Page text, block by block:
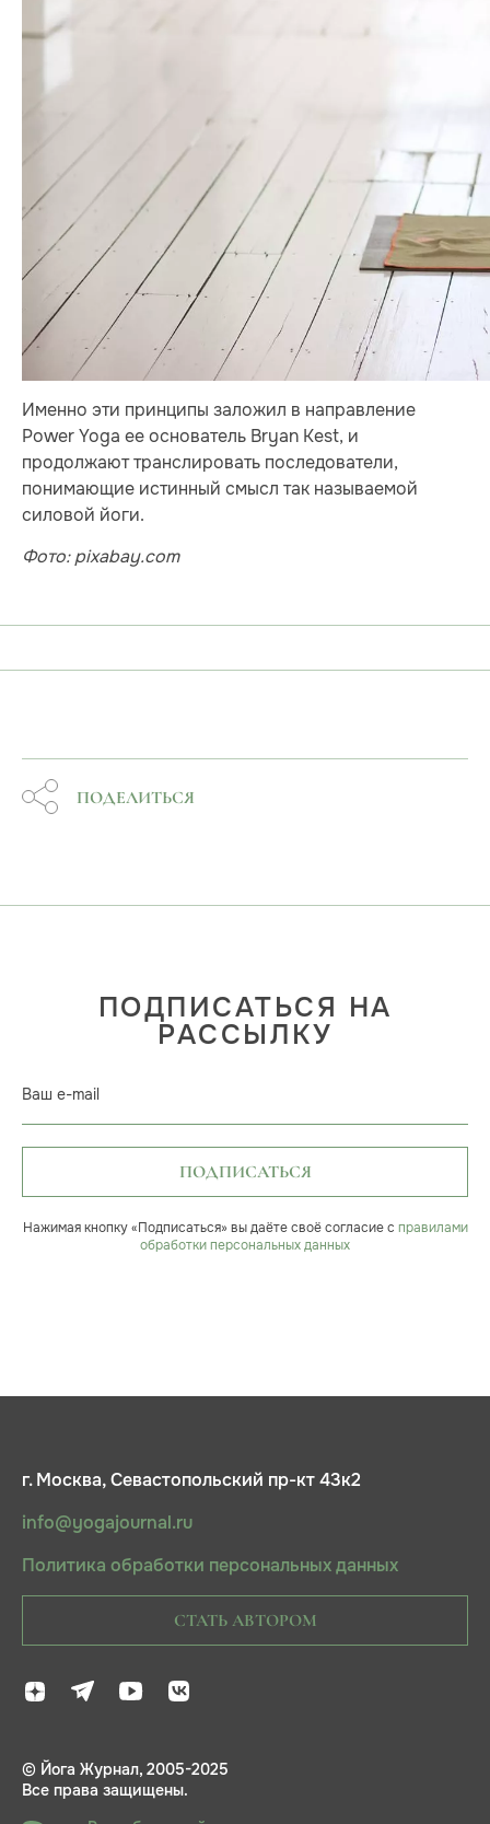
Именно эти принципы заложил в направление
Power Yoga ее основатель Bryan Kest, и
продолжают транслировать последователи,
понимающие истинный смысл так называемой
силовой йоги.
Фото: pixabay.com
ПОДЕЛИТЬСЯ
ПОДПИСАТЬСЯ НА
РАССЫЛКУ
Ваш e-mail
ПОДПИСАТЬСЯ
Нажимая кнопку «Подписаться» вы даёте своё согласие с правилами
обработки персональных данных
г. Москва, Севастопольский пр-кт 43к2
info@yogajournal.ru
Политика обработки персональных данных
СТАТЬ АВТОРОМ
© Йога Журнал, 2005-2025
Все права защищены.